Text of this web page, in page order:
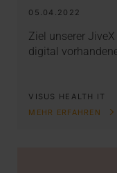
05.04.2022
Ziel unserer
digital
VISUS HEALTH IT
MEHR ERFAHREN